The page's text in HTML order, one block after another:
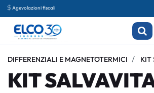
Agevolazioni fiscali
DIFFERENZIALI E MAGNETOTERMICI KIT
KIT